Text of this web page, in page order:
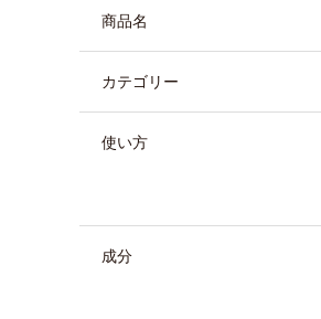
商品名
カテゴリー
使い方
成分